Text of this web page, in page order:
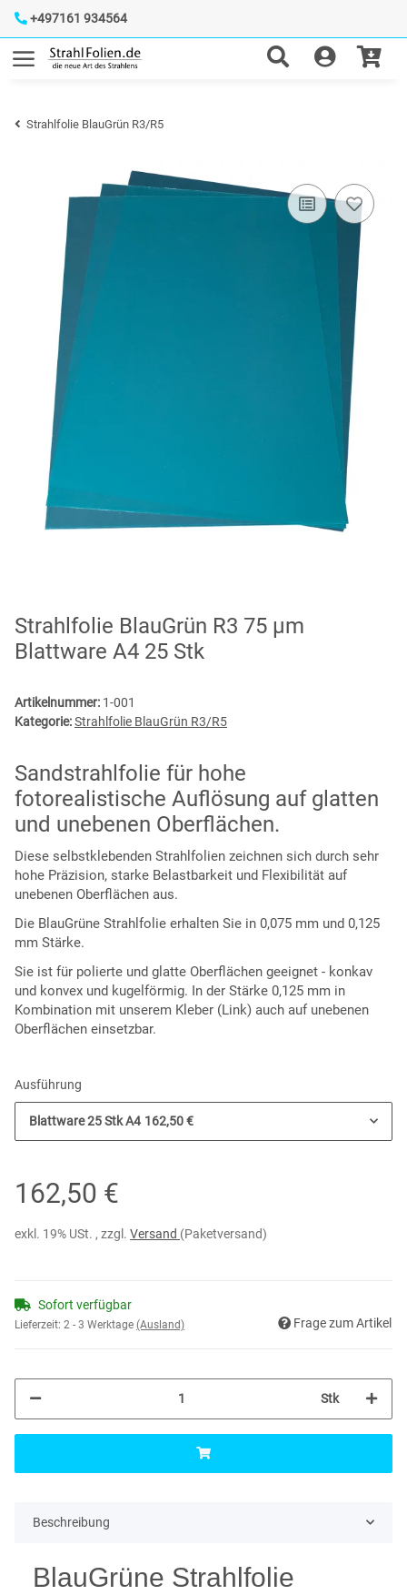
+497161 934564
Strahlfolie BlauGrün R3/R5
Strahlfolie BlauGrün R3 75 µm
Blattware A4 25 Stk
Artikelnummer: 1-001
Kategorie:Strahlfolie BlauGrün R3/R5
Sandstrahlfolie für hohe
fotorealistische Auflösung auf glatten
und unebenen Oberflächen.
Diese selbstklebenden Strahlfolien zeichnen sich durch sehr
hohe Präzision, starke Belastbarkeit und Flexibilität auf
unebenen Oberflächen aus.
Die BlauGrüne Strahlfolie erhalten Sie in 0,075 mm und 0,125
mm Stärke.
Sie ist für polierte und glatte Oberflächen geeignet - konkav
und konvex und kugelförmig. In der Stärke 0,125 mm in
Kombination mit unserem Kleber (Link) auch auf unebenen
Oberflächen einsetzbar.
Ausführung
Blattware 25 Stk A4 162,50 €
162,50 €
exkl. 19% USt. , zzgl. Versand (Paketversand)
Sofort verfügbar
Lieferzeit: 2 - 3 Werktage (Ausland) Frage zum Artikel
Stk
Beschreibung
BlauGrüne Strahlfolie